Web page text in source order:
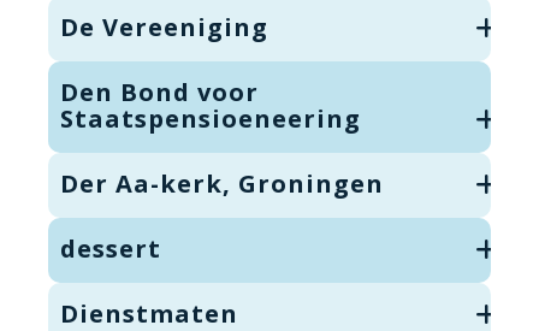
De Vereeniging
Den Bond voor
Staatspensioeneering
Der Aa-kerk, Groningen
dessert
Dienstmaten